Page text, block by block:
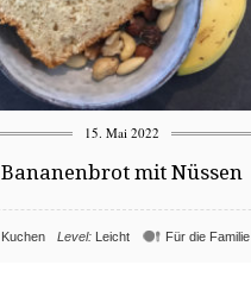
15. Mai 2022
Bananenbrot mit Nüssen
Für die Familie
Level: Leicht
Kuchen